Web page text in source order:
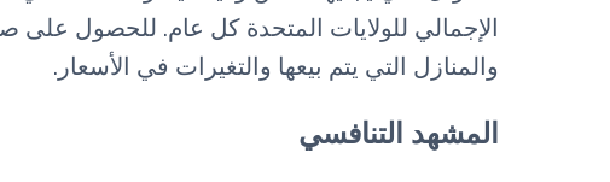
الإجمالي للولايات المتحدة كل عام. للحصول على
والمنازل التي يتم بيعها والتغيرات في الأسعار.
المشهد التنافسي